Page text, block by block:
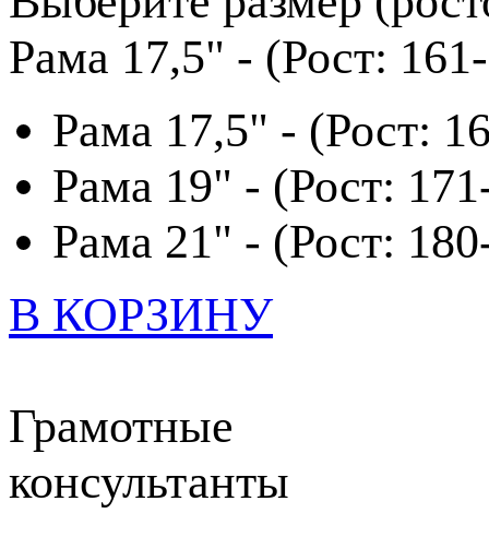
Рама 17,5" - (Рост:
Рама 17,5" - (Рост:
Рама 19" - (Рост:
Рама 21" - (Рост:
В КОРЗИНУ
Грамотные
консультанты